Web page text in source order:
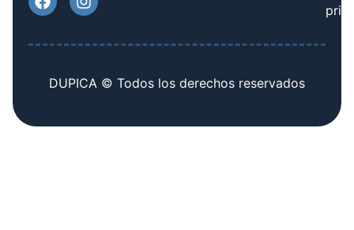
DUPICA © Todos los derechos reservados